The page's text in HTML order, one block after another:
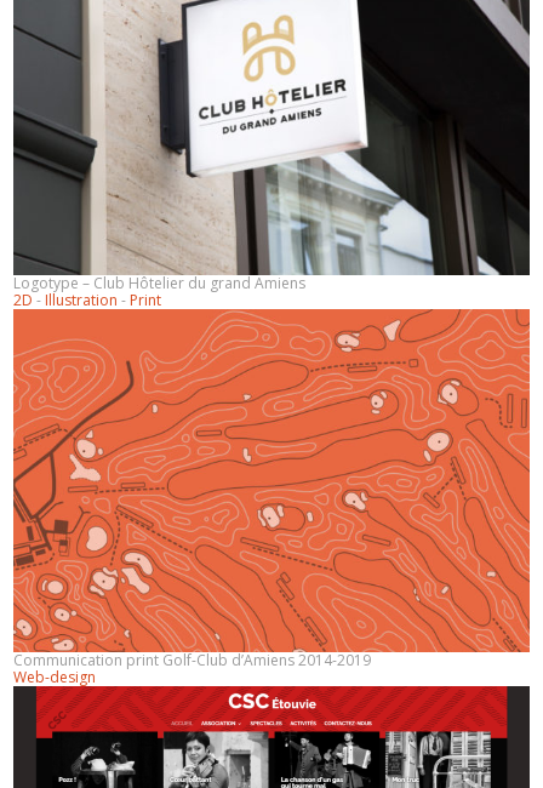
Logotype – Club Hôtelier du grand Amiens
2D - Illustration - Print
Communication print Golf-Club d’Amiens 2014-2019
Web-design